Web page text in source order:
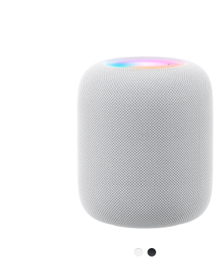
进
一
步
了
解
HomePod<